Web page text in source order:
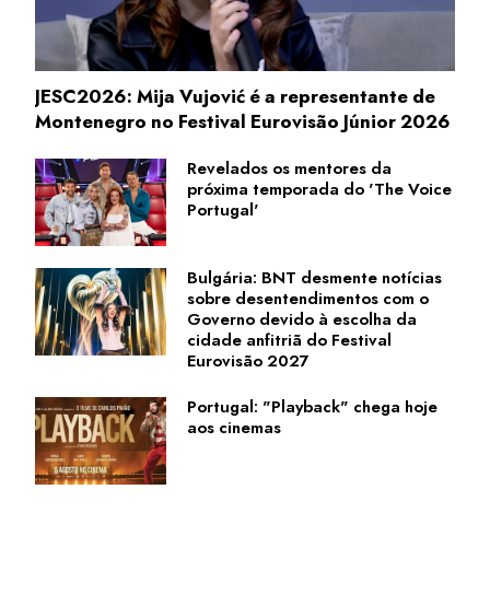
JESC2026: Mija Vujović é a representante de
Montenegro no Festival Eurovisão Júnior 2026
Revelados os mentores da
próxima temporada do 'The Voice
Portugal'
Bulgária: BNT desmente notícias
sobre desentendimentos com o
Governo devido à escolha da
cidade anfitriã do Festival
Eurovisão 2027
Portugal: "Playback" chega hoje
aos cinemas